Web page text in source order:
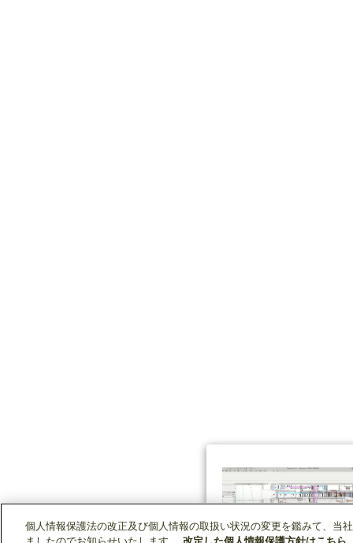
個人情報保護法の改正及び個人情報の取扱い状況の変更を鑑みて、当